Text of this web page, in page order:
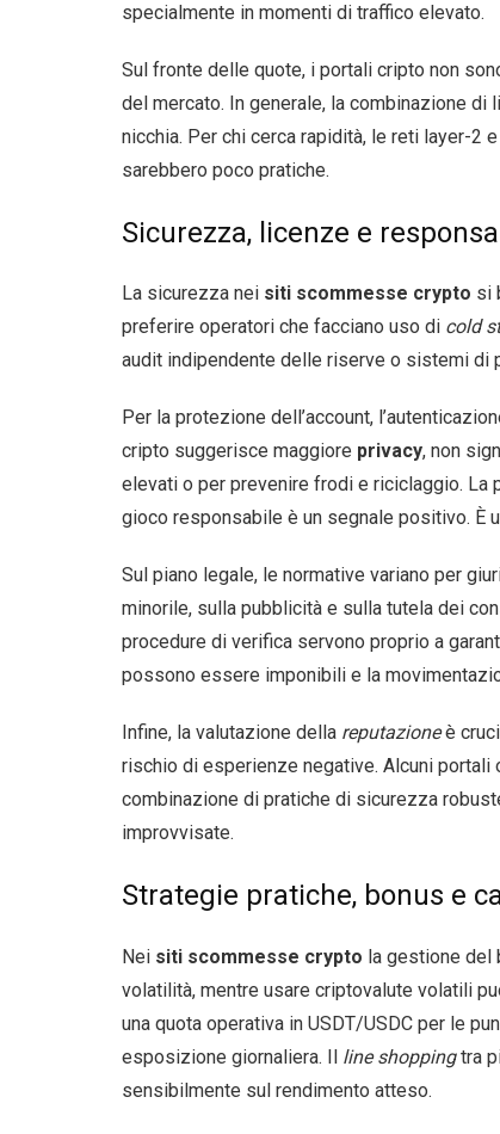
specialmente in momenti di traffico elevato.
Sul fronte delle quote, i portali cripto non
del mercato. In generale, la combinazione
nicchia. Per chi cerca rapidità, le reti layer-2
sarebbero poco pratiche.
Sicurezza, licenze e
La sicurezza nei siti scommesse crypto si
preferire operatori che facciano uso di cold
audit indipendente delle riserve o sistemi di
Per la protezione dell’account,
cripto suggerisce maggiore privacy, non
elevati o per prevenire frodi e riciclaggio. La
gioco responsabile è un segnale positivo. È
Sul piano legale, le normative variano per
minorile, sulla pubblicità e sulla tutela dei
procedure di verifica servono proprio a
possono essere imponibili e la
Infine, la valutazione della reputazioneè
rischio di esperienze negative. Alcuni portali
combinazione di pratiche di sicurezza
improvvisate.
Strategie pratiche, bonus e
Nei siti scommesse crypto la gestione del
volatilità, mentre usare criptovalute volatili
una quota operativa in USDT/USDC per le
esposizione giornaliera. Il line shoppingtra
sensibilmente sul rendimento atteso.